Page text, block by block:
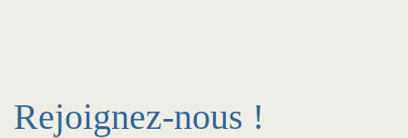
Rejoignez-nous !